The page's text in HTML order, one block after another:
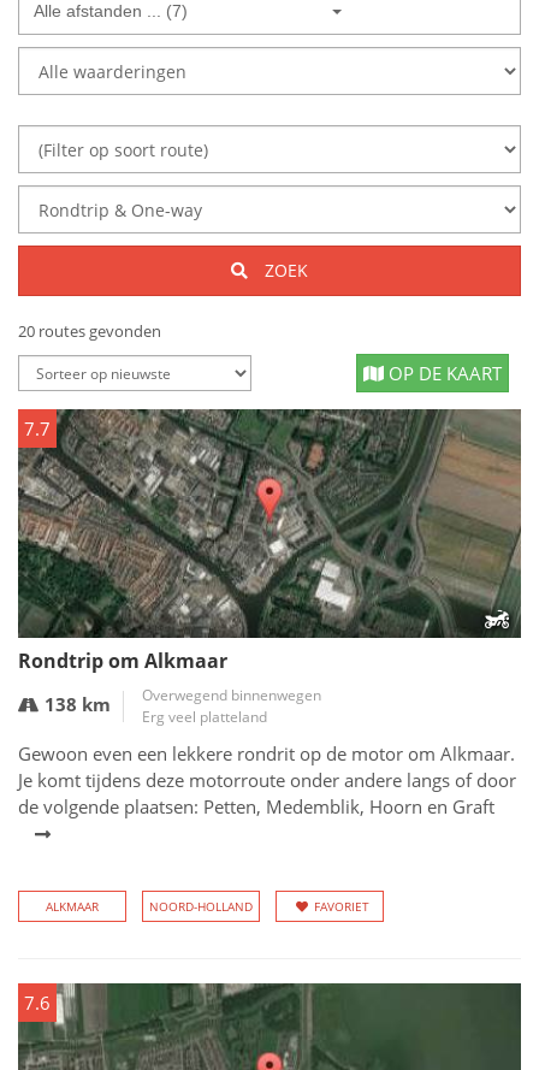
Alle afstanden ... (7)
ZOEK
20 routes gevonden
OP DE KAART
7.7
Rondtrip om Alkmaar
138 km
Overwegend binnenwegen
Erg veel platteland
Gewoon even een lekkere rondrit op de motor om Alkmaar.
Je komt tijdens deze motorroute onder andere langs of door
de volgende plaatsen: Petten, Medemblik, Hoorn en Graft
ALKMAAR NOORD-HOLLAND FAVORIET
7.6